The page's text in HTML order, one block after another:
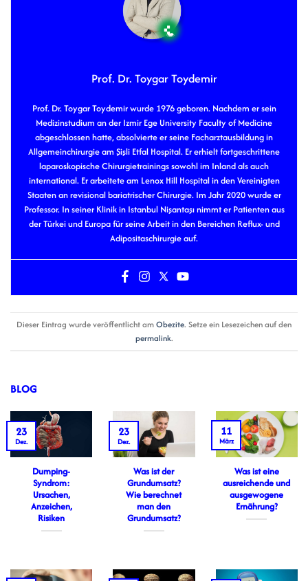
Prof. Dr. Toygar Toydemir
Prof. Dr. Toygar Toydemir wurde 1976 geboren. Nachdem er sein
Medizinstudium an der Izmir Ege University Faculty of Medicine
abgeschlossen hatte, absolvierte er seine Facharztausbildung in
Allgemeinchirurgie am Şişli Etfal Hospital. Er erhielt fortgeschrittene
laparoskopische Chirurgietrainings sowohl im Inland als auch
international. Er arbeitete am Lenox Hill Hospital in den Vereinigten
Staaten an revisional bariatrischer Chirurgie. Im Jahr 2020 wurde er
Professor. In seiner Klinik in Istanbul Nişantaşı nimmt er Patienten aus
der Türkei und Europa für seine Arbeit in den Bereichen Reflux- und
Adipositaschirurgie auf.
Dieser Eintrag wurde veröffentlicht amObezite. Setze ein Lesezeichen auf den
permalink.
BLOG
Dumping-
Syndrom:
Ursachen,
Anzeichen,
Risiken
23
Dez.
Was ist der
Grundumsatz?
Wie berechnet
man den
Grundumsatz?
23
Dez.
Was ist eine
ausreichende und
ausgewogene
Ernährung?
11
März